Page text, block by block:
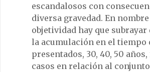
escandalosos con
diversa gravedad. En
objetividad hay que subrayar
la acumulación en el tiempo
presentados, 30, 40, 50
casos en relación al